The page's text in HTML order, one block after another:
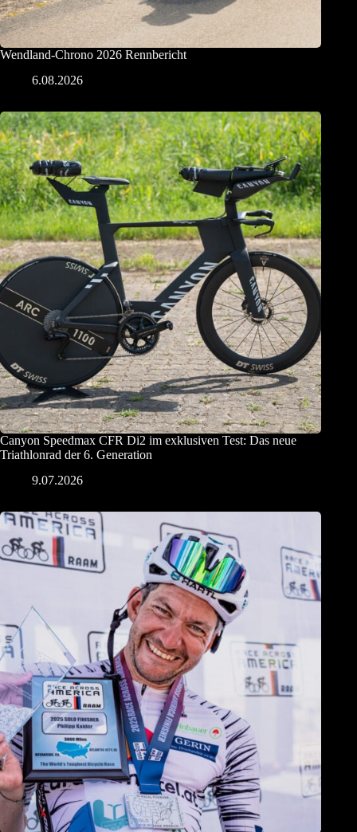
Wendland-Chrono 2026 Rennbericht
6.08.2026
Canyon Speedmax CFR Di2 im exklusiven Test: Das neue
Triathlonrad der 6. Generation
9.07.2026